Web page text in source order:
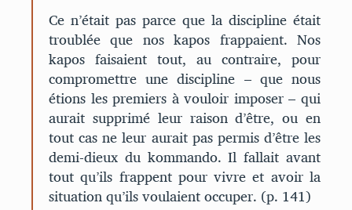
Ce n’était pas parce que la discipline était
troublée que nos kapos frappaient. Nos
kapos faisaient tout, au contraire, pour
compromettre une discipline – que nous
étions les premiers à vouloir imposer – qui
aurait supprimé leur raison d’être, ou en
tout cas ne leur aurait pas permis d’être les
demi-dieux du kommando. Il fallait avant
tout qu’ils frappent pour vivre et avoir la
situation qu’ils voulaient occuper. (p. 141)